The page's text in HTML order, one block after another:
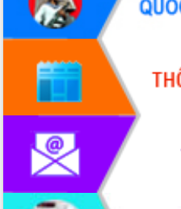
Phó Bí thư Tỉnh ủy Đắk Lắk Đỗ Hữu
Huy giữ chức Bí thư Đảng ủy Ủy Ban
Bệnh án điện tử thúc đẩy chuyển đổi
số y tế tại Đắk Lắk
Chuyển đổi số thư viện: Mở rộng
không gian tri thức trong thời đại số
Đánh giá, rút kinh nghiệm công tác tổ
chức diễn tập trước ngày bầu cử
Chương trình “Gặp gỡ hữu nghị –
Friendship Meeting New Year 2026”